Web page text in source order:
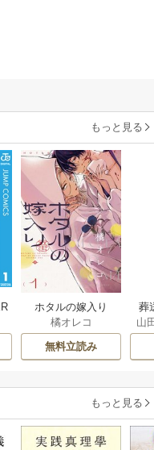
もっと見る
ホタルの嫁入り
橘オレコ
無料立読み
葬
山
もっと見る